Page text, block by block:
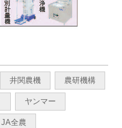
井関農機 農研機構
ヤンマー
JA全農